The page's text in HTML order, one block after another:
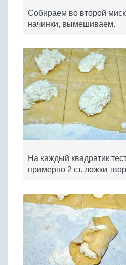
Собираем во второй
начинки, вымешиваем.
На каждый квадратик
примерно 2 ст. ложки